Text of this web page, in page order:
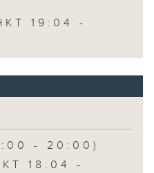
19:04 -
- 20:00)
18:04 -